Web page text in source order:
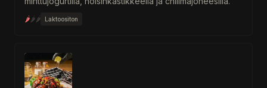
🌶🌶🌶 Laktoositon